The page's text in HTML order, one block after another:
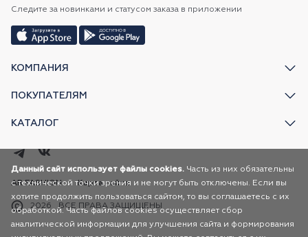
КОМПАНИЯ
ПОКУПАТЕЛЯМ
КАТАЛОГ
Следите за новинками и статусом заказа в приложении
2026 ВСЕ ПРАВА ЗАЩИЩЕНЫ
AR FASHION Карта сайта
Данный сайт использует файлы cookies. Часть из них обязательны
с технической точки зрения и не могут быть отключены. Если вы
хотите продолжить пользоваться сайтом, то вы соглашаетесь с их
обработкой. Часть файлов cookies осуществляет сбор
аналитической информации для улучшения сайта и формирования